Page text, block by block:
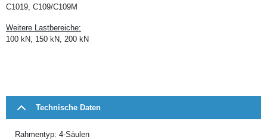
C1019, C109/C109M
Weitere Lastbereiche:
100 kN, 150 kN, 200 kN
Technische Daten
Rahmentyp: 4-Säulen